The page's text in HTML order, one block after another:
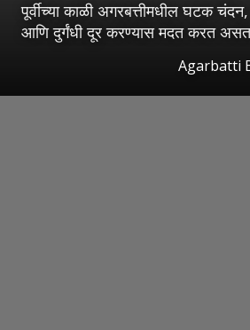
पूर्वीच्या काळी अगरबत्तीमधील घटक
आणि दुर्गंधी दूर करण्यास मदत करत
Agarbatti